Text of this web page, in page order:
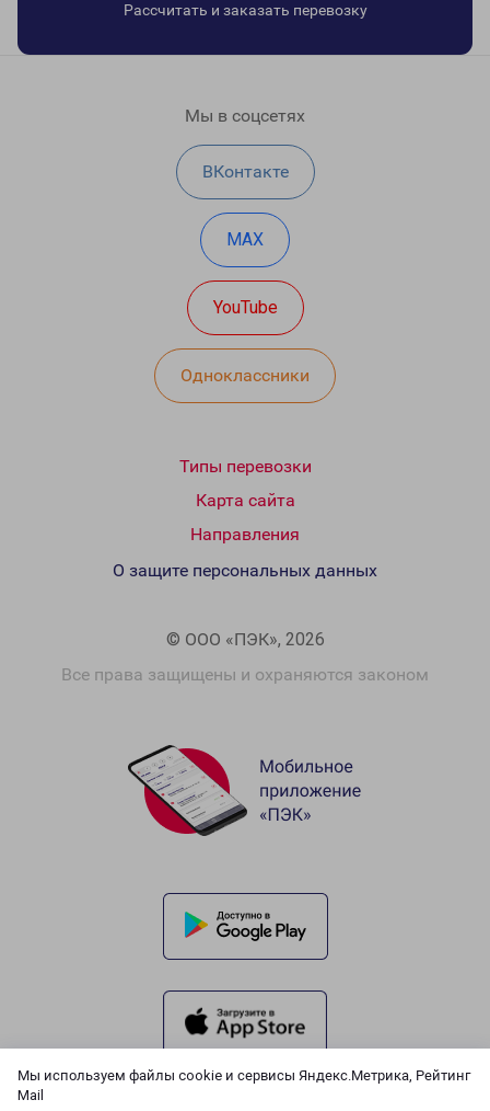
Мы используем файлы cookie и сервисы Яндекс.Метрика, Рейтинг
Mail
Рассчитать и заказать перевозку
Мы в соцсетях
ВКонтакте
MAX
YouTube
Одноклассники
Типы перевозки
Карта сайта
Направления
© ООО «ПЭК», 2026
Все права защищены и охраняются законом
О защите персональных данных